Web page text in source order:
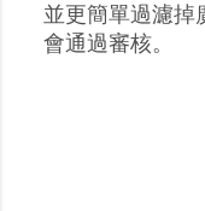
貼
留
並更簡單過濾掉
會通過審核。